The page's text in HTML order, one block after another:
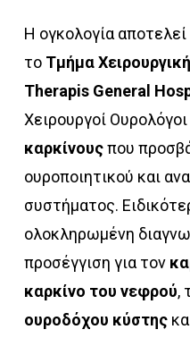
Η ογκολογία αποτελεί
το Τμήμα
Therapis General
Χειρουργοί
καρκίνουςπου
ουροποιητικού και
συστήματος.
ολοκληρωμένη
προσέγγιση για τον
καρκίνο του νεφρού,
ουροδόχου κύστης